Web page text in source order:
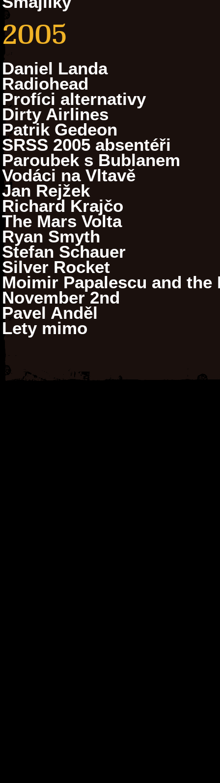
2005
Daniel Landa
Radiohead
Profíci alternativy
Dirty Airlines
Patrik Gedeon
SRSS 2005 absentéři
Paroubek s Bublanem
Vodáci na Vltavě
Jan Rejžek
Richard Krajčo
The Mars Volta
Ryan Smyth
Stefan Schauer
Silver Rocket
Moimir Papalescu and
November 2nd
Pavel Anděl
Lety mimo